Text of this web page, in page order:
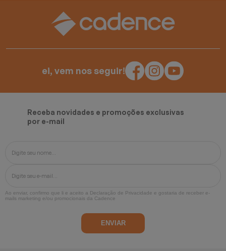
ei, vem nos seguir!
Receba novidades e promoções exclusivas
por e-mail
Ao enviar, confirmo que li e aceito a Declaração de Privacidade e gostaria de receber e-
mails marketing e/ou promocionais da Cadence